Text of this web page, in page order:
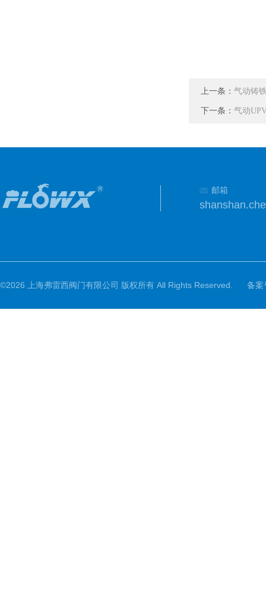
上一条： 气动铸
下一条： 气动
邮箱
©2026 上海弗雷西阀门有限公司 版权所有 All Rights Reserved. 备案